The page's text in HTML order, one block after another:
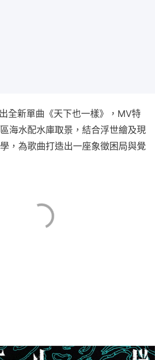
全新單曲《天下也一樣》，MV特
海水配水庫取景，結合浮世繪及現
，為歌曲打造出一座象徵困局與覺